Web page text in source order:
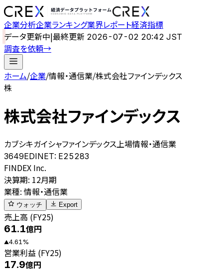
企業分析企業ランキング業界レポート経済指標
データ更新中|最終更新 2026-07-02 20:42 JST
調査を依頼→
ホーム/企業/情報・通信業/株式会社ファインデックス
株
株式会社ファインデックス
カブシキガイシャファインデックス 上場情報・通信業
3649EDINET: E25283
FINDEX Inc.
決算期: 12月期
業種: 情報・通信業
ウォッチ Export
売上高 (FY25)
61.1億円
▲4.61 %
営業利益 (FY25)
17.9億円